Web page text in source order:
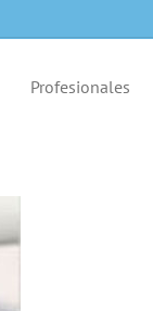
Profesionales